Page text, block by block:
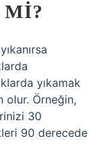
MI?
yıkamak
olur. Örneğin,
30
90 derecede